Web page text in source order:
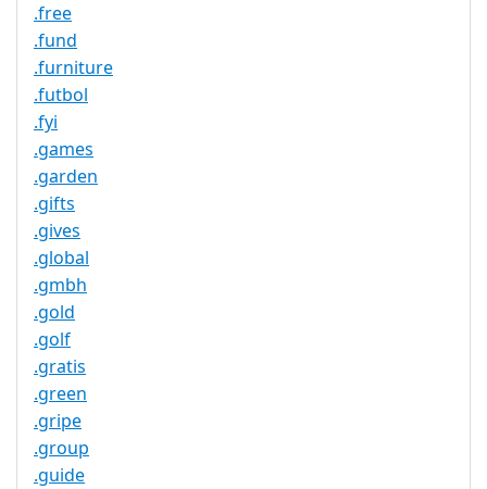
.free
.fund
.furniture
.futbol
.fyi
.games
.garden
.gifts
.gives
.global
.gmbh
.gold
.golf
.gratis
.green
.gripe
.group
.guide